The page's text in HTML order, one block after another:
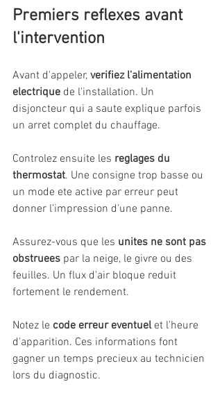
Premiers reflexes avant
l'intervention
Avant d'appeler, verifiez l'alimentation
electrique de l'installation. Un
disjoncteur qui a saute explique parfois
un arret complet du chauffage.
Controlez ensuite les reglages du
thermostat. Une consigne trop basse ou
un mode ete active par erreur peut
donner l'impression d'une panne.
Assurez-vous que les unites ne sont pas
obstruees par la neige, le givre ou des
feuilles. Un flux d'air bloque reduit
fortement le rendement.
Notez le code erreur eventuel et l'heure
d'apparition. Ces informations font
gagner un temps precieux au technicien
lors du diagnostic.